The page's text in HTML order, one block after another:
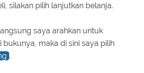
silakan pilih lanjutkan belanja.
saya arahkan untuk
maka di sini saya pilih
.